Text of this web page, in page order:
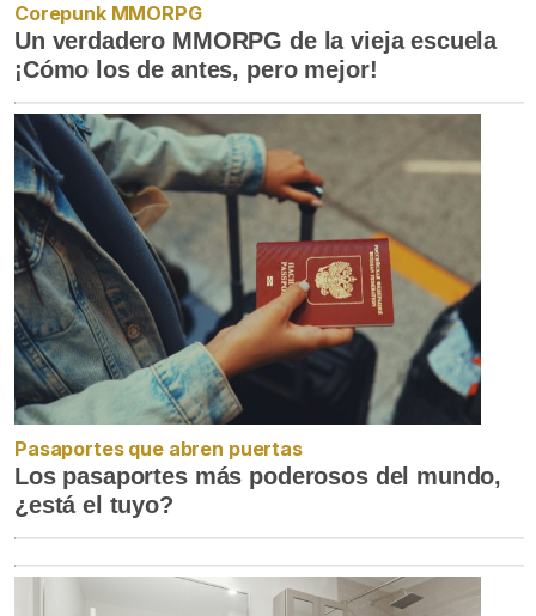
Corepunk MMORPG
Un verdadero MMORPG de la vieja escuela
¡Cómo los de antes, pero mejor!
Pasaportes que abren puertas
Los pasaportes más poderosos del mundo,
¿está el tuyo?